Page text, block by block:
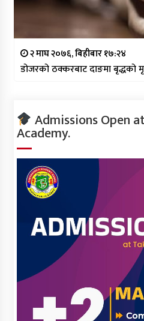
२ माघ २०७६, बिहीबार १७:२४
डोजरको ठक्करबाट दाङमा बृद्धको
Admissions Open
Academy.